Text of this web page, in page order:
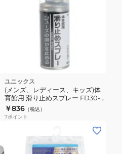
ユニックス
(メンズ、レディース、キッズ)体
育館用 滑り止めスプレー FD30-
57
￥836 （税込）
7ポイント